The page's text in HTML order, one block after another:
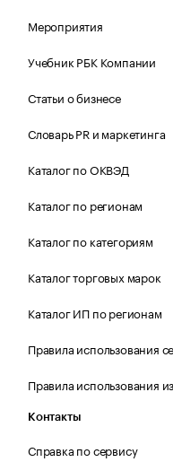
Мероприятия
Учебник РБК Компании
Статьи о бизнесе
Словарь PR и маркетинга
Каталог по ОКВЭД
Каталог по регионам
Каталог по категориям
Каталог торговых марок
Каталог ИП по регионам
Правила использования
Правила использования
Контакты
Справка по сервису